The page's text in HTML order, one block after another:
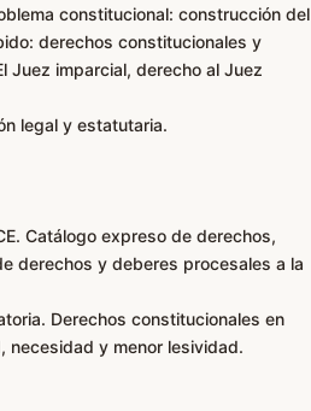
constitucional: construcción del
derechos constitucionales y
Juez imparcial, derecho al Juez
legal y estatutaria.
Catálogo expreso de derechos,
derechos y deberes procesales a la
Derechos constitucionales en
necesidad y menor lesividad.